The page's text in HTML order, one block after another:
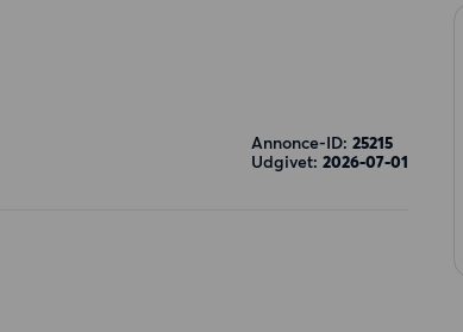
Annonce-ID: 25215
Udgivet: 2026-07-01